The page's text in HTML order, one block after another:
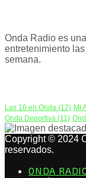
Onda Radio es
entretenimiento
semana.
Las 10 en Onda (12) Mi
Onda Deportiva (11)
Copyright © 2024
reservados.
ONDA